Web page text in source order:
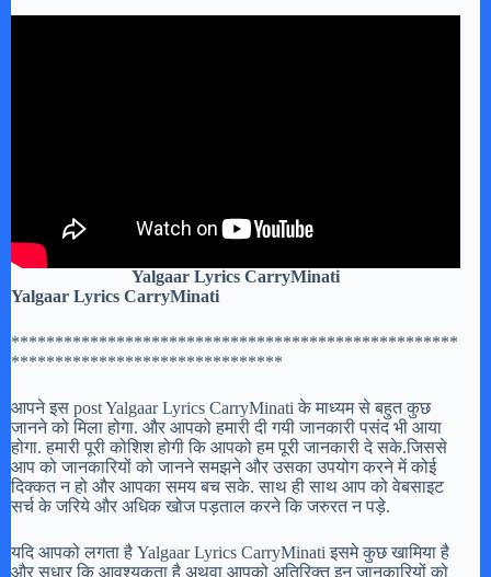
Yalgaar Lyrics CarryMinati
Yalgaar Lyrics CarryMinati
***************************************************
*******************************
आपने इस post Yalgaar Lyrics CarryMinati के माध्यम से बहुत कुछ
जानने को मिला होगा. और आपको हमारी दी गयी जानकारी पसंद भी आया
होगा. हमारी पूरी कोशिश होगी कि आपको हम पूरी जानकारी दे सके.जिससे
आप को जानकारियों को जानने समझने और उसका उपयोग करने में कोई
दिक्कत न हो और आपका समय बच सके. साथ ही साथ आप को वेबसाइट
सर्च के जरिये और अधिक खोज पड़ताल करने कि जरुरत न पड़े.
यदि आपको लगता है Yalgaar Lyrics CarryMinati इसमे कुछ खामिया है
और सुधार कि आवश्यकता है अथवा आपको अतिरिक्त इन जानकारियों को